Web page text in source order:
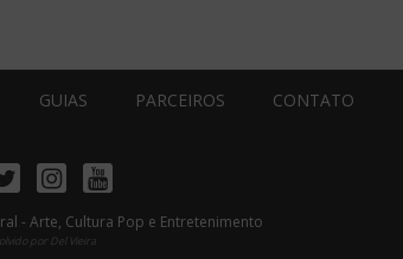
GUIAS PARCEIROS CONTATO
InstagramYoutube
- Arte, Cultura Pop e Entretenimento
por Del Vieira